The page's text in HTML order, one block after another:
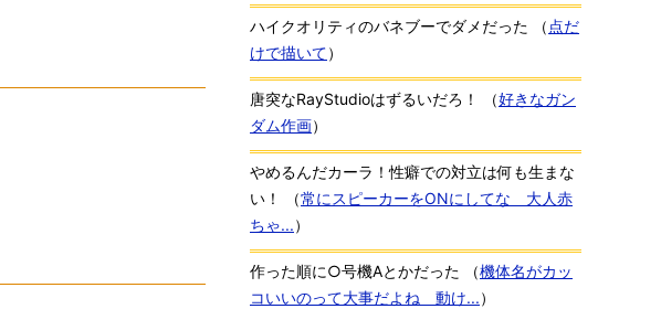
ハイクオリティのバネブーでダメだった （ 点だ
けで描いて）
唐突なRayStudioはずるいだろ！ （好きなガン
ダム作画）
やめるんだカーラ！性癖での対立は何も生まな
い！
（常にスピーカーをONにしてな 大人赤
ちゃ...）
作った順に○号機Aとかだった （機体名がカッ
コいいのって大事だよね 動け...）